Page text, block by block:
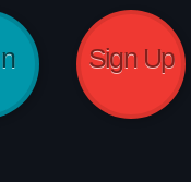
Sign Up